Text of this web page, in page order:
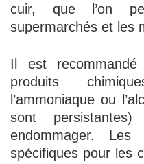
cuir, que l’on
supermarchés et les
Il est
produits
l’ammoniaque ou
sont
endommager.
spécifiques pour les